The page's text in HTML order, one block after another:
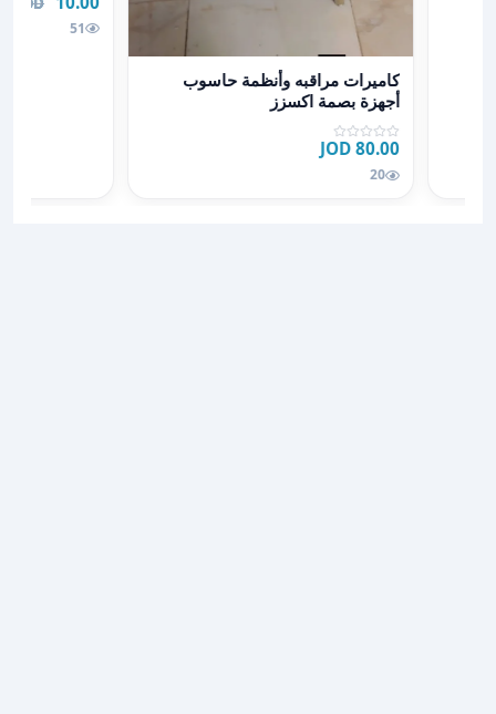
عرض تفاصيل كاميرات مراقبه وأنظمة حاسوب أجهزة
كاميرات مراقبه وأنظمة حاسوب
أجهزة بصمة اكسزز
80.00 JOD
20
51